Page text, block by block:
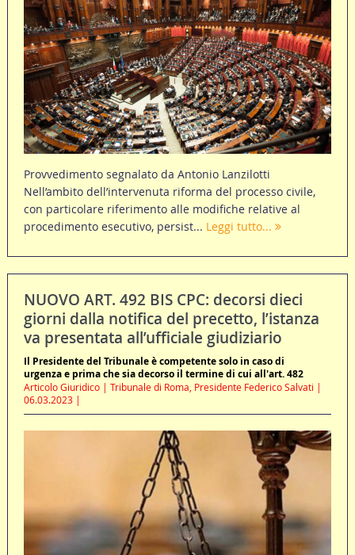
Provvedimento segnalato da Antonio Lanzilotti
Nell’ambito dell’intervenuta riforma del processo civile,
con particolare riferimento alle modifiche relative al
procedimento esecutivo, persist... Leggi tutto...
NUOVO ART. 492 BIS CPC: decorsi dieci
giorni dalla notifica del precetto, l’istanza
va presentata all’ufficiale giudiziario
Il Presidente del Tribunale è competente solo in caso di
urgenza e prima che sia decorso il termine di cui all'art. 482
Articolo Giuridico | Tribunale di Roma, Presidente Federico Salvati |
06.03.2023 |